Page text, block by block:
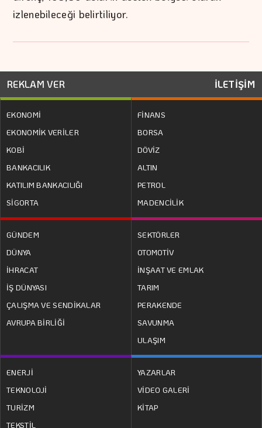
izlenebileceği belirtiliyor.
REKLAM VER İLETİŞİM
EKONOMİ
EKONOMİK VERİLER
KOBİ
BANKACILIK
KATILIM BANKACILIĞI
SİGORTA
FİNANS
BORSA
DÖVİZ
ALTIN
PETROL
MADENCİLİK
GÜNDEM
DÜNYA
İHRACAT
İŞ DÜNYASI
ÇALIŞMA VE SENDİKALAR
AVRUPA BİRLİĞİ
SEKTÖRLER
OTOMOTİV
İNŞAAT VE EMLAK
TARIM
PERAKENDE
SAVUNMA
ULAŞIM
ENERJİ
TEKNOLOJİ
TURİZM
TEKSTİL
YAZARLAR
VİDEO GALERİ
KİTAP